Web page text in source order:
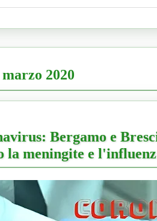
2020
Bergamo e
la meningite e